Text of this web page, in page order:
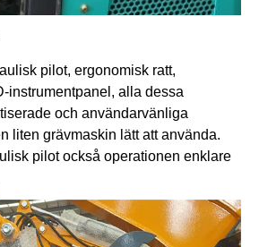
pilot, ergonomisk ratt,
instrumentpanel, alla dessa
och användarvänliga
liten grävmaskin lätt att använda.
pilot också operationen enklare